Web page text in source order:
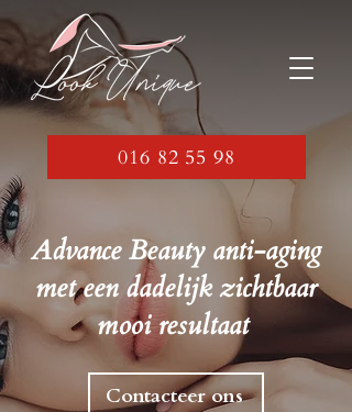
016 82 55 98
Advance Beauty anti-aging
met een dadelijk zichtbaar
mooi resultaat
Contacteer ons